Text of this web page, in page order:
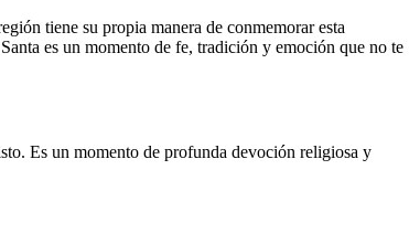
tiene su propia manera de conmemorar esta
es un momento de fe, tradición y emoción que no te
Es un momento de profunda devoción religiosa y